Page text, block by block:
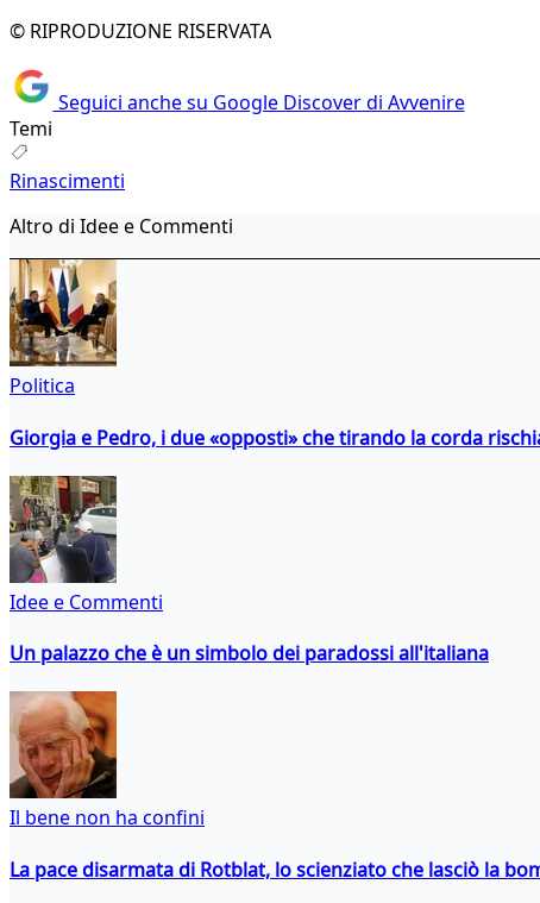
© RIPRODUZIONE RISERVATA
Seguici anche su Google Discover di Avvenire
Temi
Rinascimenti
Altro di Idee e Commenti
Politica
Giorgia e Pedro, i due «opposti» che tirando la corda
Idee e Commenti
Un palazzo che è un simbolo dei paradossi all'italiana
Il bene non ha confini
La pace disarmata di Rotblat, lo scienziato che lasciò la